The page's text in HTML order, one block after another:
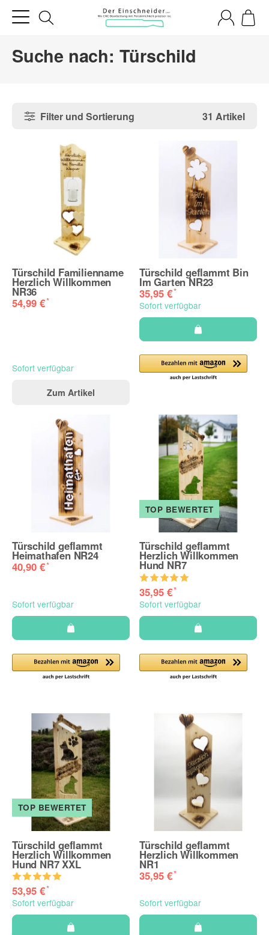
Suche nach: Türschild
Filter und Sortierung 31 Artikel
Türschild Familienname
Herzlich Willkommen
NR36
54,99 €*
Sofort verfügbar
Zum Artikel
Türschild geflammt Bin
Im Garten NR23
35,95 €*
Sofort verfügbar
Türschild geflammt
Heimathafen NR24
40,90 €*
Sofort verfügbar
TOP BEWERTET
Türschild geflammt
Herzlich Willkommen
Hund NR7
35,95 €*
Sofort verfügbar
TOP BEWERTET
Türschild geflammt
Herzlich Willkommen
Hund NR7 XXL
53,95 €*
Sofort verfügbar
Türschild geflammt
Herzlich Willkommen
NR1
35,95 €*
Sofort verfügbar